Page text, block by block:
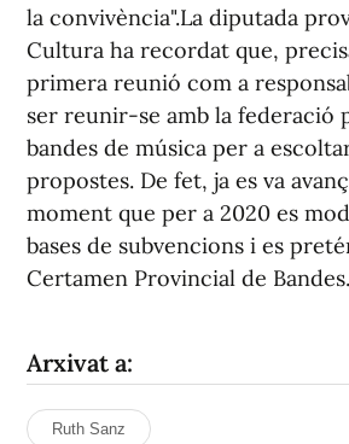
la convivència".La diputada
Cultura ha recordat que,
primera reunió com a
ser reunir-se amb la federació
bandes de música per a
propostes. De fet, ja es va
moment que per a 2020 es
bases de subvencions i es
Certamen Provincial de Bandes.
Arxivat a:
Ruth Sanz